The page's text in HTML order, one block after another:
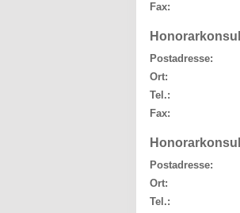
Fax:
Postadresse:
Ort:
Tel.:
Fax:
Postadresse:
Ort:
Tel.: